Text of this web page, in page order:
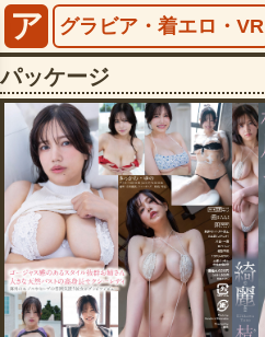
ア グラビア・着エロ・VR
パッケージ